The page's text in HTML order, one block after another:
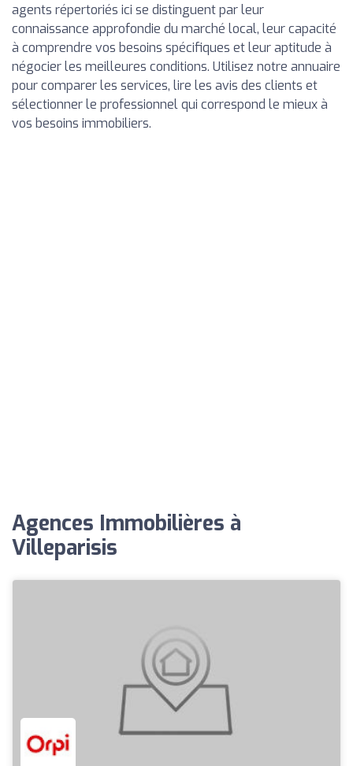
agents répertoriés ici se distinguent par leur
connaissance approfondie du marché local, leur capacité
à comprendre vos besoins spécifiques et leur aptitude à
négocier les meilleures conditions. Utilisez notre annuaire
pour comparer les services, lire les avis des clients et
sélectionner le professionnel qui correspond le mieux à
vos besoins immobiliers.
Agences Immobilières à
Villeparisis